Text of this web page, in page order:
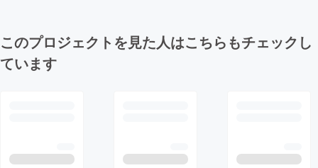
このプロジェクトを見た人はこちらもチェックし
ています